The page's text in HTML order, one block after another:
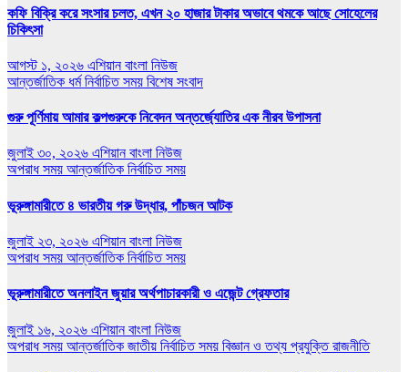
কফি বিক্রি করে সংসার চলত, এখন ২০ হাজার টাকার অভাবে থমকে আছে সোহেলের
চিকিৎসা
আগস্ট ১, ২০২৬ এশিয়ান বাংলা নিউজ
আন্তর্জাতিক ধর্মনির্বাচিত সময় বিশেষ সংবাদ
গুরু পূর্ণিমায় আমার কল্পগুরুকে নিবেদন অন্তর্জ্যোতির এক নীরব উপাসনা
জুলাই ৩০, ২০২৬ এশিয়ান বাংলা নিউজ
অপরাধ সময় আন্তর্জাতিক নির্বাচিত সময়
ভূরুঙ্গামারীতে ৪ ভারতীয় গরু উদ্ধার, পাঁচজন আটক
জুলাই ২৩, ২০২৬ এশিয়ান বাংলা নিউজ
অপরাধ সময় আন্তর্জাতিক নির্বাচিত সময়
ভূরুঙ্গামারীতে অনলাইন জুয়ার অর্থপাচারকারী ও এজেন্ট গ্রেফতার
জুলাই ১৬, ২০২৬ এশিয়ান বাংলা নিউজ
অপরাধ সময় আন্তর্জাতিক জাতীয় নির্বাচিত সময় বিজ্ঞান ও তথ্য প্রযুক্তিরাজনীতি